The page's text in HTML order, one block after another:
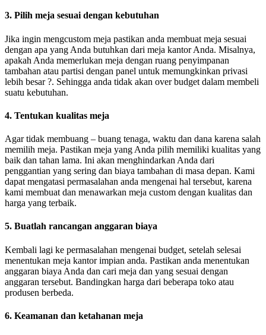
3. Pilih meja sesuai dengan kebutuhan
Jika ingin mengcustom meja pastikan anda membuat meja sesuai
dengan apa yang Anda butuhkan dari meja kantor Anda. Misalnya,
apakah Anda memerlukan meja dengan ruang penyimpanan
tambahan atau partisi dengan panel untuk memungkinkan privasi
lebih besar ?. Sehingga anda tidak akan over budget dalam membeli
suatu kebutuhan.
4. Tentukan kualitas meja
Agar tidak membuang – buang tenaga, waktu dan dana karena salah
memilih meja. Pastikan meja yang Anda pilih memiliki kualitas yang
baik dan tahan lama. Ini akan menghindarkan Anda dari
penggantian yang sering dan biaya tambahan di masa depan. Kami
dapat mengatasi permasalahan anda mengenai hal tersebut, karena
kami membuat dan menawarkan meja custom dengan kualitas dan
harga yang terbaik.
5. Buatlah rancangan anggaran biaya
Kembali lagi ke permasalahan mengenai budget, setelah selesai
menentukan meja kantor impian anda. Pastikan anda menentukan
anggaran biaya Anda dan cari meja dan yang sesuai dengan
anggaran tersebut. Bandingkan harga dari beberapa toko atau
produsen berbeda.
6. Keamanan dan ketahanan meja